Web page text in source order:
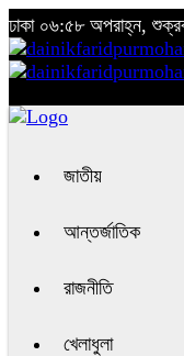
ঢাকা ০৬:৫৮ অপরাহ্ন,
জাতীয়
আন্তর্জাতিক
রাজনীতি
খেলাধুলা